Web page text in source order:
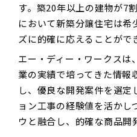
す。築20年以上の建物が7
において新築分譲住宅は希
ズに的確に応えることがで
エー・ディー・ワークスは
業の実績で培ってきた情報
し、優良な開発案件を選定
ョン工事の経験値を活かし
ウと融合し、的確な商品開